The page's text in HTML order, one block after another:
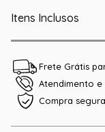
Itens Inclusos
Frete Grátis
Atendimento
Compra segura